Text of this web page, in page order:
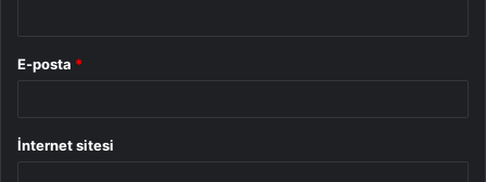
E-posta *
İnternet sitesi